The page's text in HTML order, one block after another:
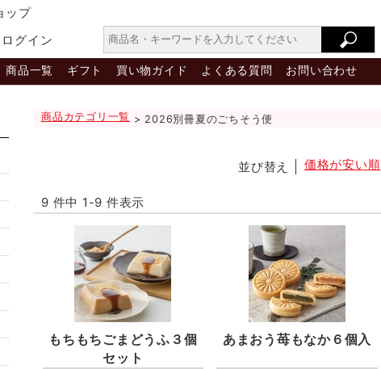
ップ
ログイン
商品一覧 ギフト 買い物ガイド よくある質問 お問い合わせ
商品カテゴリ一覧 > 2026別冊夏のごちそう便
並び替え 価格が安い順
9 件中 1-9 件表示
もちもちごまどうふ３個
セット
あまおう苺もなか６個入